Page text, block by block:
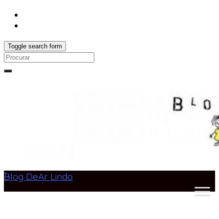
Toggle search form
Search
Blog DeAr Lindo